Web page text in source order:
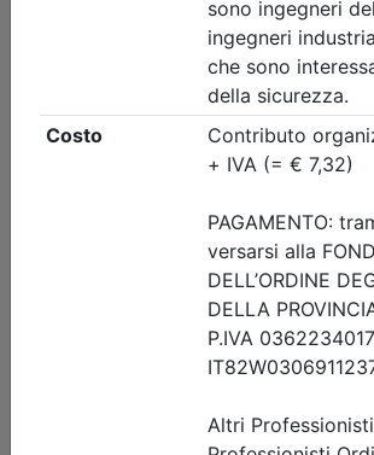
dal 04/08/2026 al 17/09/2026
Tipologia:seminario
Allegati
Note
Iscrizione